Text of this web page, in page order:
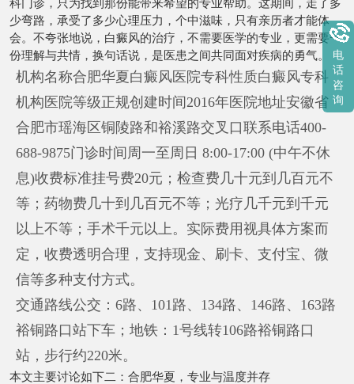
科门诊，只为找到那份能带来希望的专业帮助。这期间，走了多
少弯路，承受了多少心理压力，个中滋味，只有亲历者才能体
会。不夸张地说，白癜风的治疗，不需要医学的专业，更需要一
份理解与共情，换句话说，是医患之间共同面对疾病的勇气。
机构名称合肥华夏白癜风医院专科性质白癜风专科
机构医院等级正规创建时间2016年医院地址安徽省
合肥市瑶海区铜陵路和裕溪路交叉口联系电话400-
688-9875门诊时间周一至周日 8:00-17:00 (中午不休
息)收费标准挂号费20元；检查费几十元到几百元不
等；药物费几十到几百元不等；光疗几千元到千元
以上不等；手术千元以上。实际费用视具体方案而
定，收费透明合理，支持现金、刷卡、支付宝、微
信等多种支付方式。
交通路线公交：6路、101路、134路、146路、163路
裕铜路口站下车；地铁：1号线转106路裕铜路口
站，步行约220米。
本文主要讨论如下二：合肥华夏，专业与温度并存
电
话
咨
询